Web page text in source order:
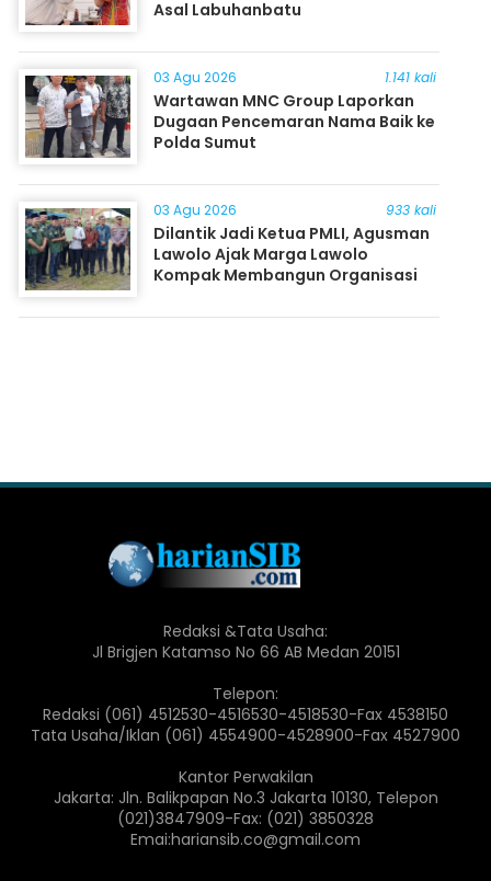
Asal Labuhanbatu
03 Agu 2026 1.141 kali
Wartawan MNC Group Laporkan
Dugaan Pencemaran Nama Baik ke
Polda Sumut
03 Agu 2026 933 kali
Dilantik Jadi Ketua PMLI, Agusman
Lawolo Ajak Marga Lawolo
Kompak Membangun Organisasi
Redaksi &Tata Usaha:
Jl Brigjen Katamso No 66 AB Medan 20151
Telepon:
Redaksi (061) 4512530-4516530-4518530-Fax 4538150
Tata Usaha/Iklan (061) 4554900-4528900-Fax 4527900
Kantor Perwakilan
Jakarta: Jln. Balikpapan No.3 Jakarta 10130, Telepon
(021)3847909-Fax: (021) 3850328
Emai:hariansib.co@gmail.com